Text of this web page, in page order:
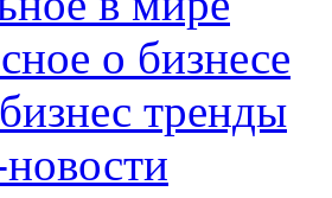
о бизнесе
тренды